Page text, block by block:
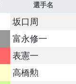
選手名
坂口周
富永修一
表憲一
高橋勲